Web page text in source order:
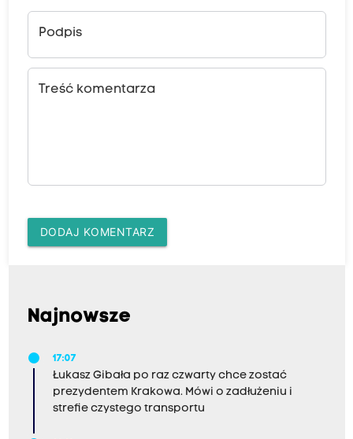
Podpis
Treść komentarza
DODAJ KOMENTARZ
Najnowsze
17:07
Łukasz Gibała po raz czwarty chce zostać
prezydentem Krakowa. Mówi o zadłużeniu i
strefie czystego transportu